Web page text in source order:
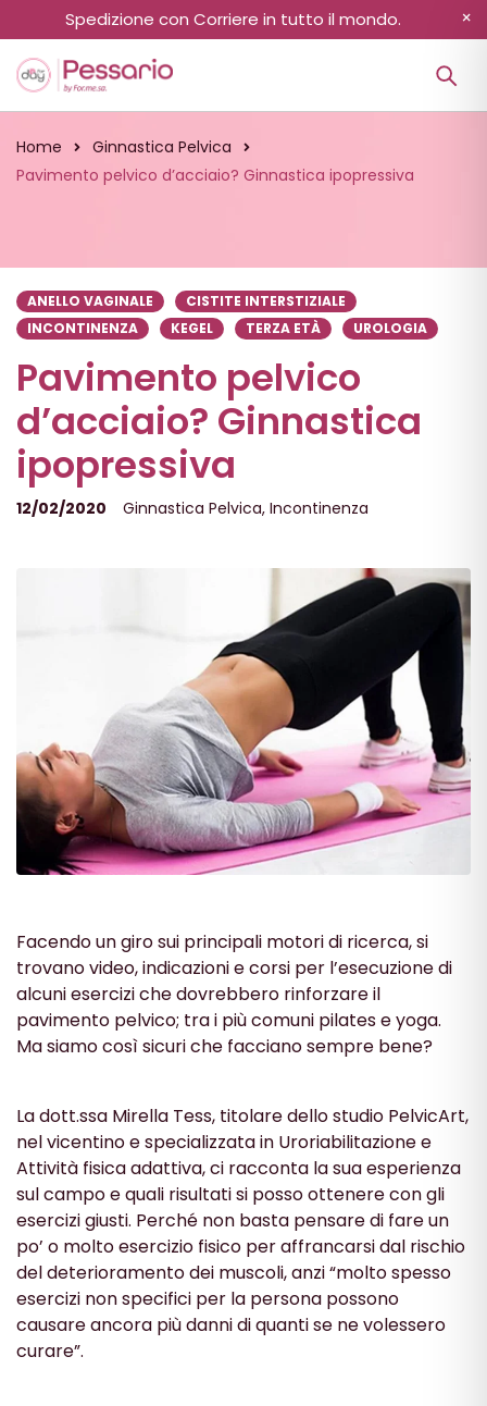
Spedizione con Corriere in tutto il mondo.
Home
Ginnastica Pelvica
Pavimento pelvico d’acciaio? Ginnastica ipopressiva
ANELLO VAGINALE
CISTITE INTERSTIZIALE
INCONTINENZA
KEGEL TERZA ETÀ UROLOGIA
Pavimento pelvico
d’acciaio? Ginnastica
ipopressiva
12/02/2020 Ginnastica Pelvica, Incontinenza
Facendo un giro sui principali motori di ricerca, si
trovano video, indicazioni e corsi per l’esecuzione di
alcuni esercizi che dovrebbero rinforzare il
pavimento pelvico; tra i più comuni pilates e yoga.
Ma siamo così sicuri che facciano sempre bene?
La dott.ssa Mirella Tess, titolare dello studio PelvicArt,
nel vicentino e specializzata in Uroriabilitazione e
Attività fisica adattiva, ci racconta la sua esperienza
sul campo e quali risultati si posso ottenere con gli
esercizi giusti. Perché non basta pensare di fare un
po’ o molto esercizio fisico per affrancarsi dal rischio
del deterioramento dei muscoli, anzi “molto spesso
esercizi non specifici per la persona possono
causare ancora più danni di quanti se ne volessero
curare”.